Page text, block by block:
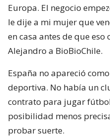
Europa. El negocio
le dije a mi mujer que
en casa antes de que eso
Alejandro a BioBioChile.
España no apareció
deportiva. No había un
contrato para jugar
posibilidad menos
probar suerte.